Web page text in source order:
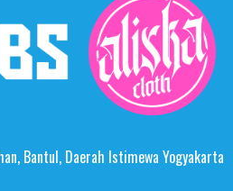
Bantul, Daerah Istimewa Yogyakarta